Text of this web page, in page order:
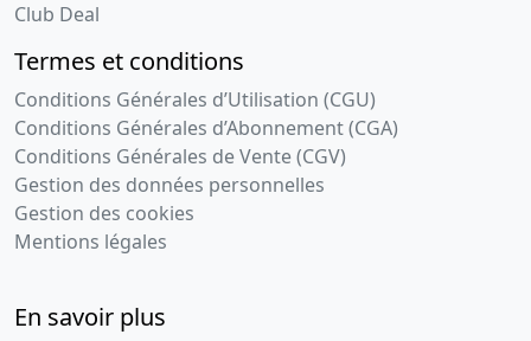
Club Deal
Termes et conditions
Conditions Générales d’Utilisation (CGU)
Conditions Générales d’Abonnement (CGA)
Conditions Générales de Vente (CGV)
Gestion des données personnelles
Gestion des cookies
Mentions légales
En savoir plus